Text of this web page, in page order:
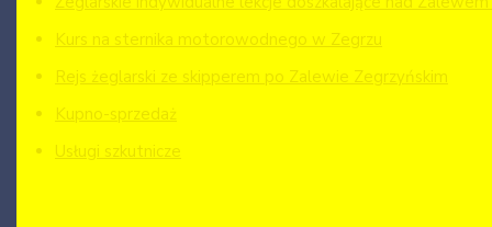
Kurs na sternika motorowodnego w Zegrzu
Rejs żeglarski ze skipperem po Zalewie Zegrzyńskim
Kupno-sprzedaż
Usługi szkutnicze